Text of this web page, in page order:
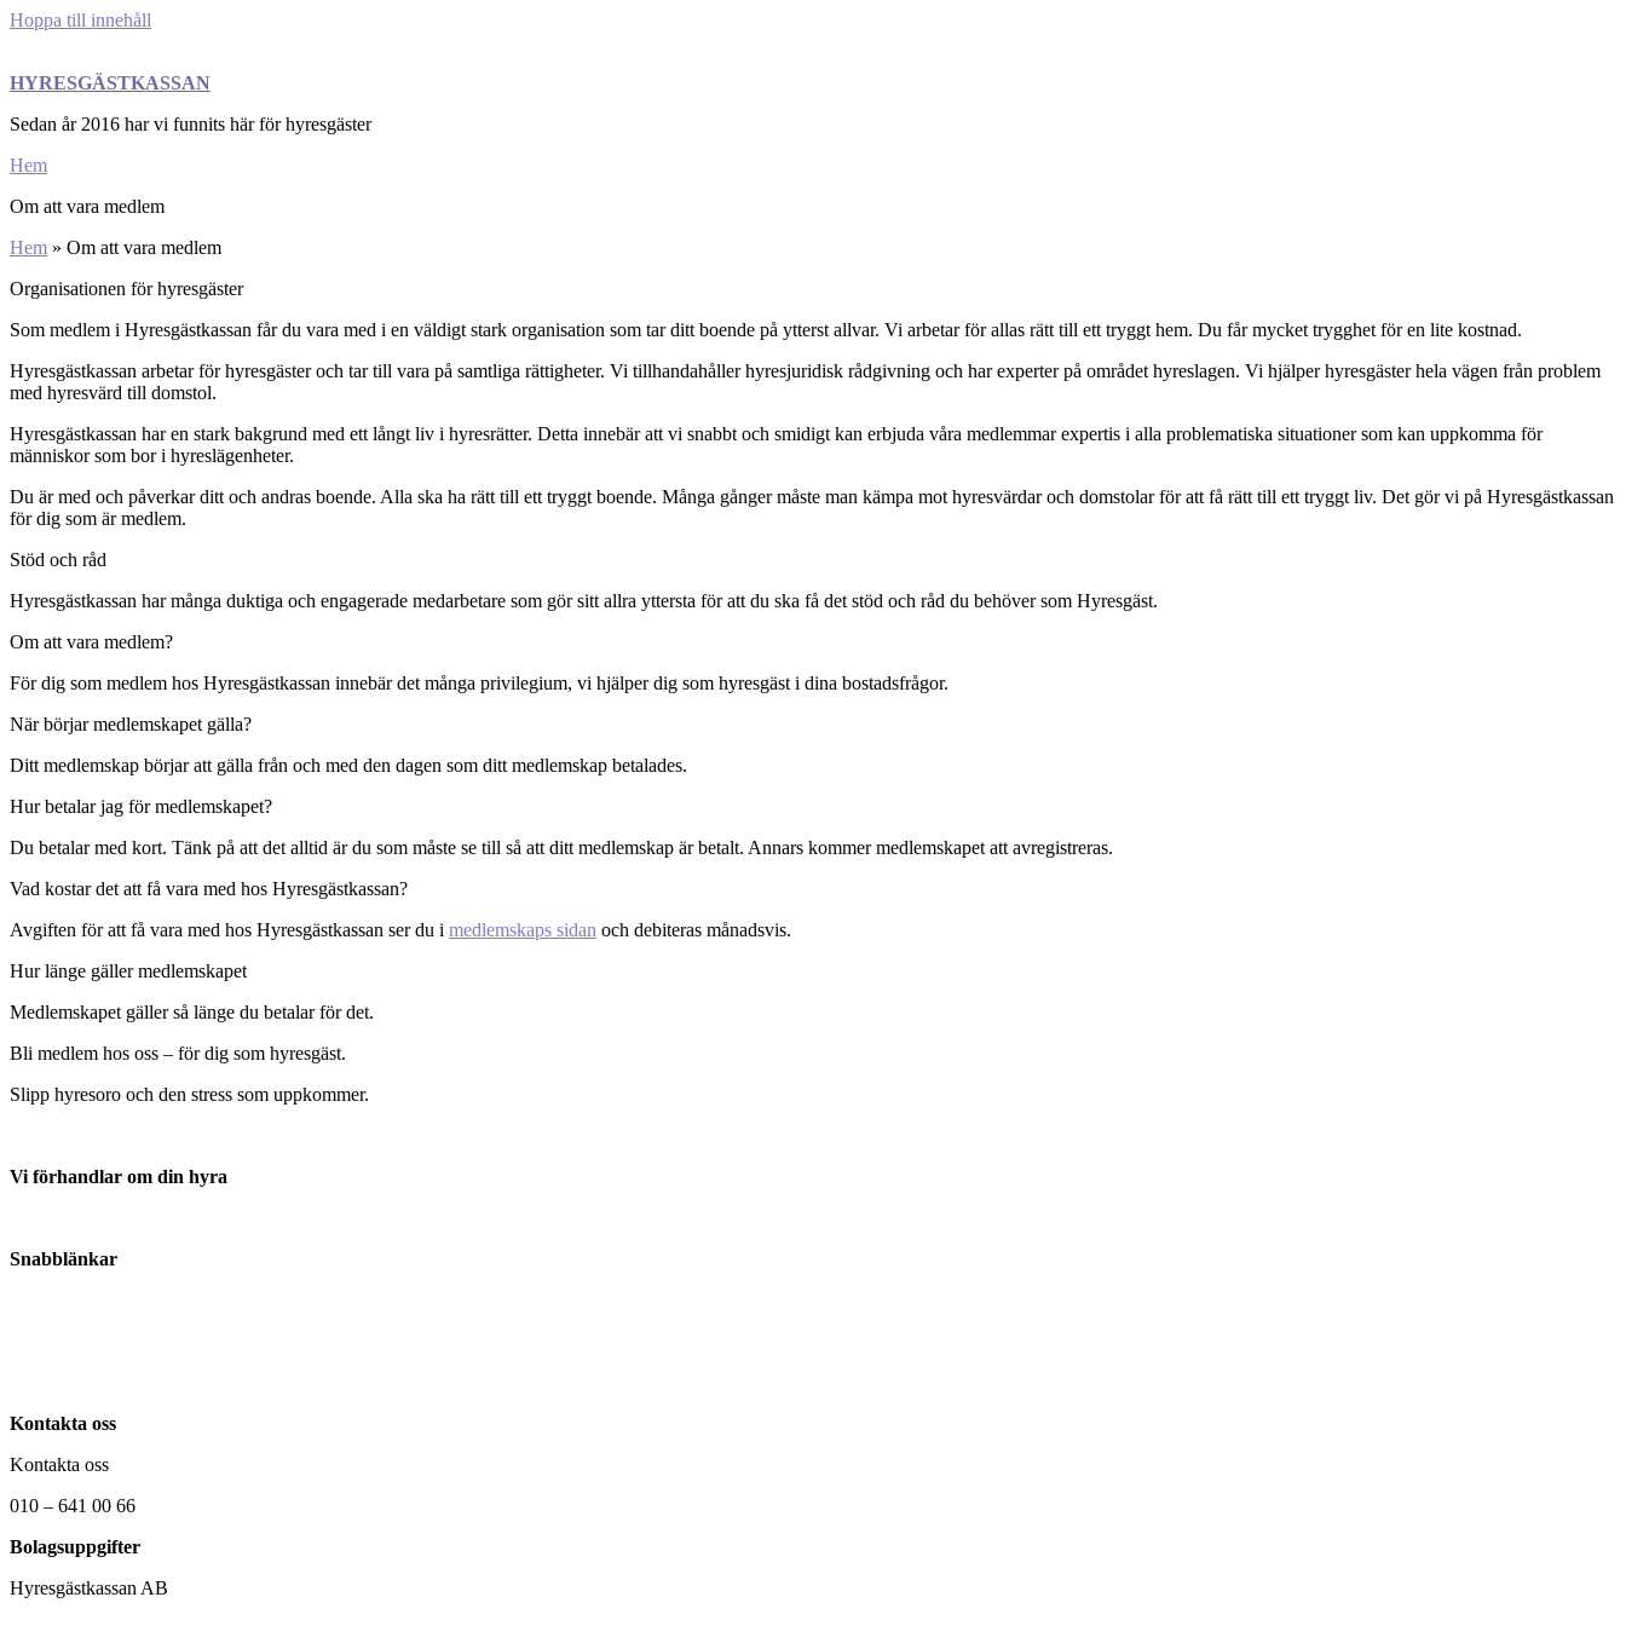
Hoppa till innehåll
HYRESGÄSTKASSAN
Sedan år 2016 har vi funnits här för hyresgäster
Hem
Om att vara medlem
Hem » Om att vara medlem
Organisationen för hyresgäster
Som medlem i Hyresgästkassan får du vara med i en väldigt stark organisation som tar ditt boende på ytterst allvar. Vi arbetar för allas rätt till ett tryggt hem. Du får mycket trygghet för en lite kostnad.
Hyresgästkassan arbetar för hyresgäster och tar till vara på samtliga rättigheter. Vi tillhandahåller hyresjuridisk rådgivning och har experter på området hyreslagen. Vi hjälper hyresgäster hela vägen från problem
med hyresvärd till domstol.
Hyresgästkassan har en stark bakgrund med ett långt liv i hyresrätter. Detta innebär att vi snabbt och smidigt kan erbjuda våra medlemmar expertis i alla problematiska situationer som kan uppkomma för
människor som bor i hyreslägenheter.
Du är med och påverkar ditt och andras boende. Alla ska ha rätt till ett tryggt boende. Många gånger måste man kämpa mot hyresvärdar och domstolar för att få rätt till ett tryggt liv. Det gör vi på Hyresgästkassan
för dig som är medlem.
Stöd och råd
Hyresgästkassan har många duktiga och engagerade medarbetare som gör sitt allra yttersta för att du ska få det stöd och råd du behöver som Hyresgäst.
Om att vara medlem?
För dig som medlem hos Hyresgästkassan innebär det många privilegium, vi hjälper dig som hyresgäst i dina bostadsfrågor.
När börjar medlemskapet gälla?
Ditt medlemskap börjar att gälla från och med den dagen som ditt medlemskap betalades.
Hur betalar jag för medlemskapet?
Du betalar med kort. Tänk på att det alltid är du som måste se till så att ditt medlemskap är betalt. Annars kommer medlemskapet att avregistreras.
Vad kostar det att få vara med hos Hyresgästkassan?
Avgiften för att få vara med hos Hyresgästkassan ser du i medlemskaps sidan och debiteras månadsvis.
Hur länge gäller medlemskapet
Medlemskapet gäller så länge du betalar för det.
Bli medlem hos oss – för dig som hyresgäst.
Slipp hyresoro och den stress som uppkommer.
Vi förhandlar om din hyra
Snabblänkar
Kontakta oss
Kontakta oss
010 – 641 00 66
Bolagsuppgifter
Hyresgästkassan AB